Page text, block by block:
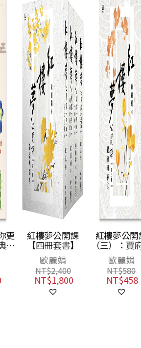
紅樓夢公開課
【四冊套書】
歐麗娟
NT$2,400
NT$1,800
紅樓夢公開課
（三）：賈府四
春卷【修訂新
版】
歐麗娟
NT$580
NT$458